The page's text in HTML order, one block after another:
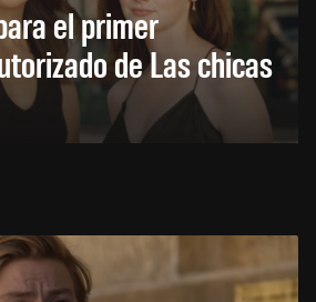
el primer
de Las chicas